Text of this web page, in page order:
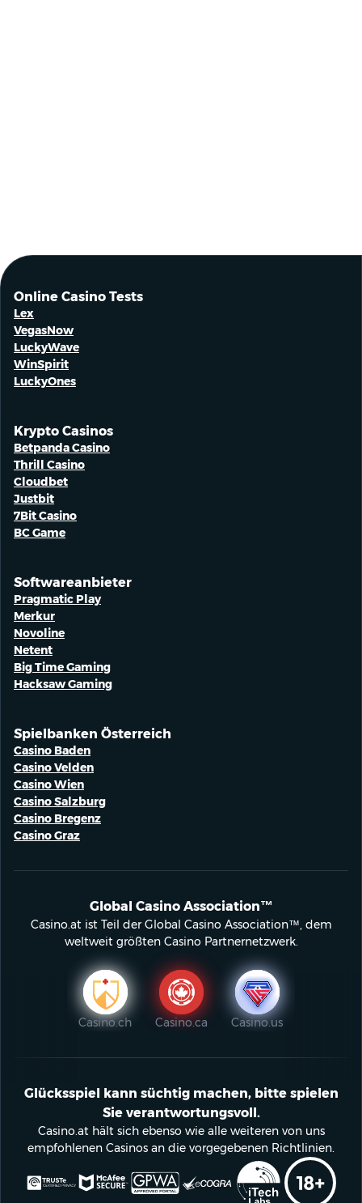
Online Casino Tests
Lex
VegasNow
LuckyWave
WinSpirit
LuckyOnes
Krypto Casinos
Betpanda Casino
Thrill Casino
Cloudbet
Justbit
7Bit Casino
BC Game
Softwareanbieter
Pragmatic Play
Merkur
Novoline
Netent
Big Time Gaming
Hacksaw Gaming
Spielbanken Österreich
Casino Baden
Casino Velden
Casino Wien
Casino Salzburg
Casino Bregenz
Casino Graz
Global Casino Association™
Casino.at ist Teil der Global Casino Association™, dem
weltweit größten Casino Partnernetzwerk.
Casino.ch Casino.ca Casino.us
Glücksspiel kann süchtig machen, bitte spielen
Sie verantwortungsvoll.
Casino.at hält sich ebenso wie alle weiteren von uns
empfohlenen Casinos an die vorgegebenen Richtlinien.